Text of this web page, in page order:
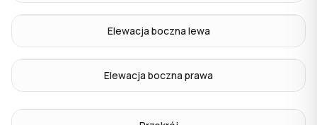
Elewacja boczna lewa
Elewacja boczna prawa